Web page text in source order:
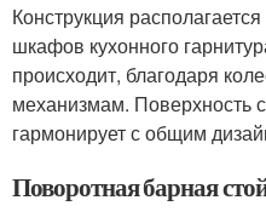
Конструкция
шкафов кухонного
происходит, благодаря
механизмам. Поверхность
гармонирует с общим
Поворотная барная